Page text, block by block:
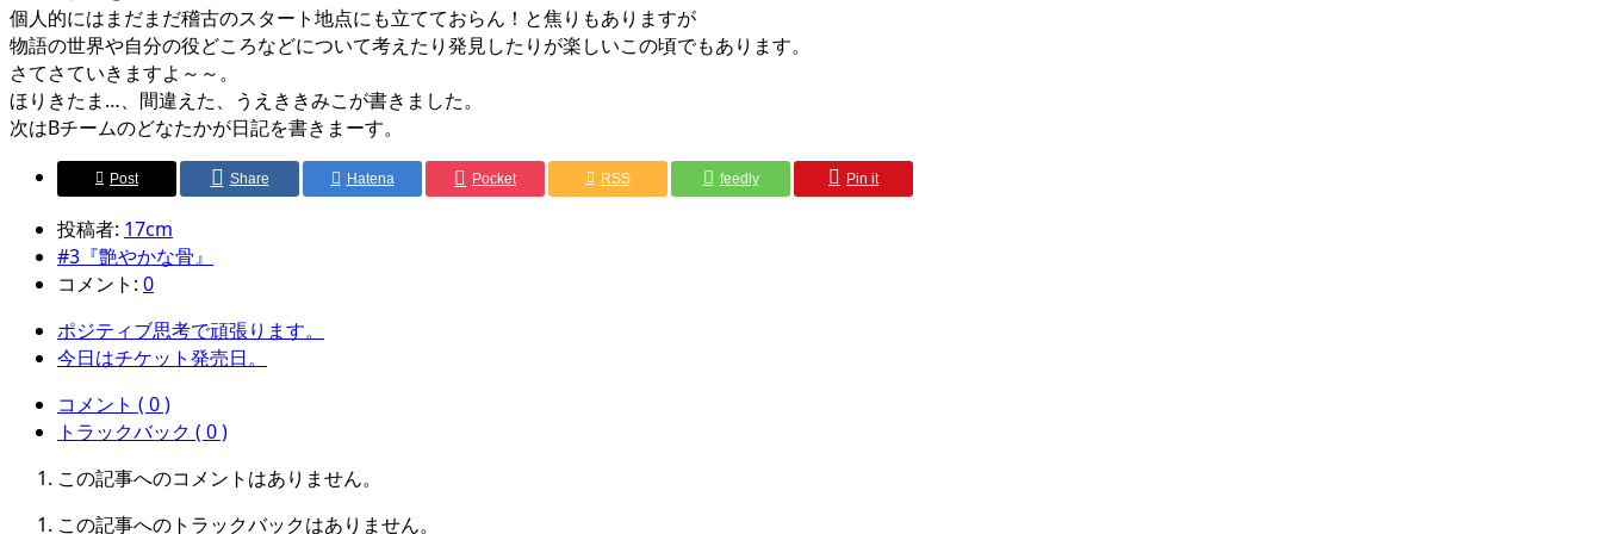
個人的にはまだまだ稽古のスタート地点にも立てておらん！と焦りもありますが
物語の世界や自分の役どころなどについて考えたり発見したりが楽しいこの頃でもあります。
さてさていきますよ～～。
ほりきたま…、間違えた、うえききみこが書きました。
次はBチームのどなたかが日記を書きまーす。
Post Share Hatena Pocket RSS feedly Pin it
投稿者: 17cm
#3『艶やかな骨』
コメント: 0
ポジティブ思考で頑張ります。
今日はチケット発売日。
コメント ( 0 )
トラックバック ( 0 )
この記事へのコメントはありません。
この記事へのトラックバックはありません。